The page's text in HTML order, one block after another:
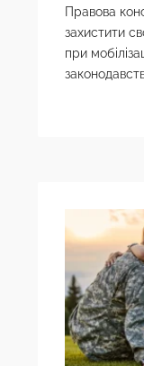
Правова
захистити
при